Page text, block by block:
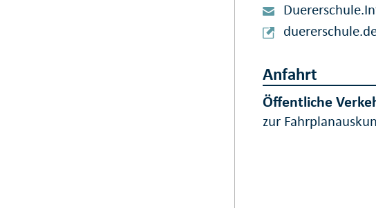
Anfahrt
Öffentliche
zur